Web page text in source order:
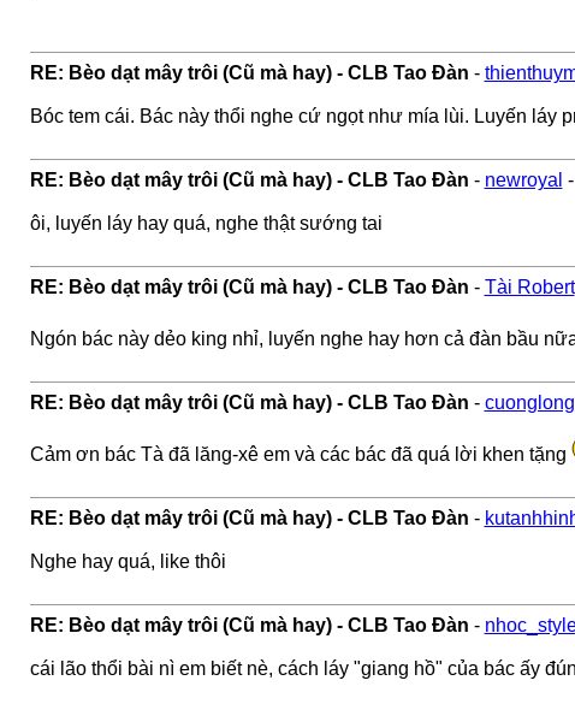
RE: Bèo dạt mây trôi (Cũ mà hay) - CLB Tao Đàn -
Bóc tem cái. Bác này thổi nghe cứ ngọt như mía lùi. Luyến láy
RE: Bèo dạt mây trôi (Cũ mà hay) - CLB Tao Đàn - newroyal -
ôi, luyến láy hay quá, nghe thật sướng tai
RE: Bèo dạt mây trôi (Cũ mà hay) - CLB Tao Đàn - Tài Robert
Ngón bác này dẻo king nhỉ, luyến nghe hay hơn cả đàn bầu
RE: Bèo dạt mây trôi (Cũ mà hay) - CLB Tao Đàn - cuonglong
Cảm ơn bác Tà đã lăng-xê em và các bác đã quá lời khen tặng
RE: Bèo dạt mây trôi (Cũ mà hay) - CLB Tao Đàn -
Nghe hay quá, like thôi
RE: Bèo dạt mây trôi (Cũ mà hay) - CLB Tao Đàn -
cái lão thổi bài nì em biết nè, cách láy "giang hồ" của bác ấy